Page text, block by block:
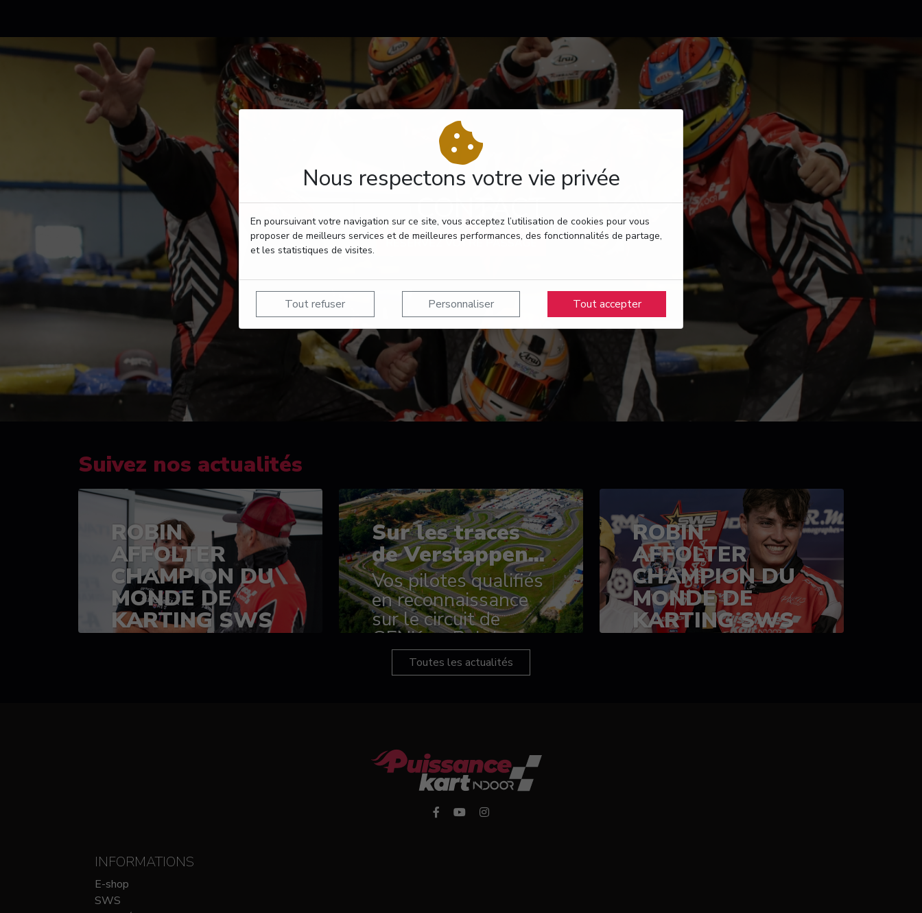
Nous respectons votre vie privée
En poursuivant votre navigation sur ce site, vous acceptez l’utilisation de cookies pour vous
proposer de meilleurs services et de meilleures performances, des fonctionnalités de partage,
et les statistiques de visites.
Tout refuser Personnaliser Tout accepter
CONTACT
RÉSERVEZ VOTRE PASSAGE
Suivez nos actualités
ROBIN
AFFOLTER
CHAMPION DU
MONDE DE
KARTING SWS
(SPRINT)
Sur les traces
de Verstappen...
Vos pilotes qualifiés
en reconnaissance
sur le circuit de
GENK en Belgique
ROBIN
AFFOLTER
CHAMPION DU
MONDE DE
KARTING SWS
Toutes les actualités
INFORMATIONS
E-shop
SWS